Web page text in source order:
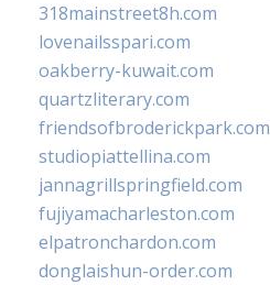
318mainstreet8h.com
lovenailsspari.com
oakberry-kuwait.com
quartzliterary.com
friendsofbroderickpark.com
studiopiattellina.com
jannagrillspringfield.com
fujiyamacharleston.com
elpatronchardon.com
donglaishun-order.com